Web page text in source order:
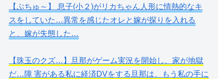
【ぶちゅ～】 息子(小２)がリカちゃん人形に情熱的なキ
スをしていた…異常を感じたオレと嫁が探りを入れる
と、嫁が失態した…
【珠玉のクズ…】旦那がゲーム実況を開始し、家が地獄
だ…障 害がある私に経済DVをする旦那は、もう私の手に